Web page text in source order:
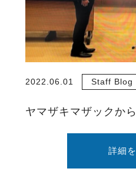
2022.06.01 Staff Blog
ヤマザキマザックか
詳細